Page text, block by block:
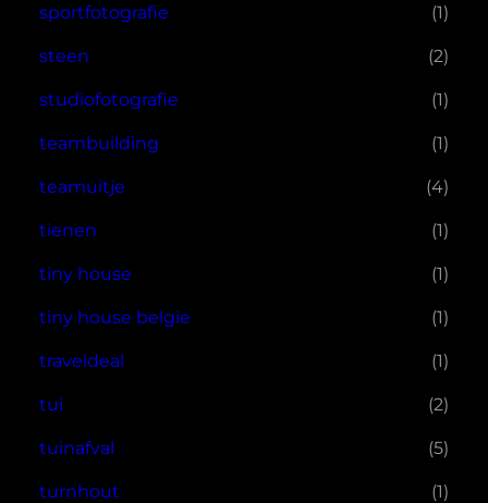
sportfotografie (1)
steen (2)
studiofotografie (1)
teambuilding (1)
teamuitje (4)
tienen (1)
tiny house (1)
tiny house belgie (1)
traveldeal (1)
tui (2)
tuinafval (5)
turnhout (1)